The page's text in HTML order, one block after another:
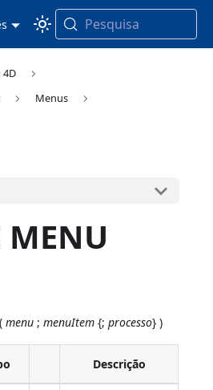
Pesquisa
Menus
MENU
(menu ;menuItem {;processo} )
Descrição